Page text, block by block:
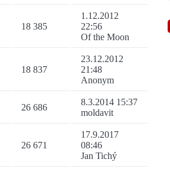
18 385
1.12.2012
22:56
Of the Moon
18 837
23.12.2012
21:48
Anonym
26 686
8.3.2014 15:37
moldavit
26 671
17.9.2017
08:46
Jan Tichý